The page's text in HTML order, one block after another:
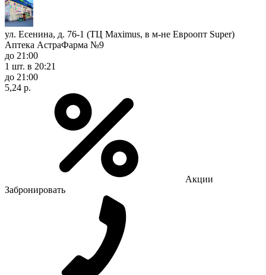
ул. Есенина, д. 76-1 (ТЦ Maximus, в м-не Евроопт Super)
Аптека АстраФарма №9
до 21:00
1 шт. в 20:21
до 21:00
5,24 р.
Акции
Забронировать